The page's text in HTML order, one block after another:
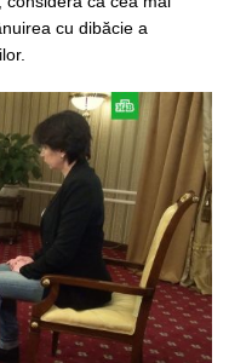
cu dibăcie a